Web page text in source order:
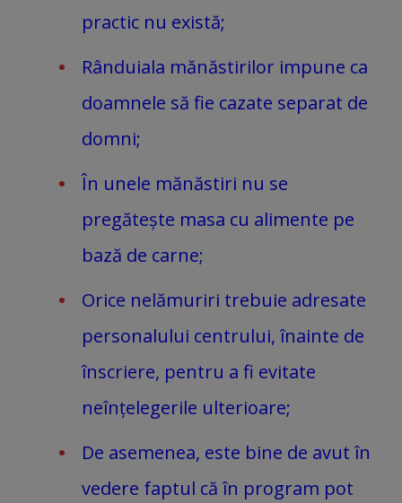
practic nu există;
Rânduiala mănăstirilor impune ca
doamnele să fie cazate separat de
domni;
În unele mănăstiri nu se
pregătește masa cu alimente pe
bază de carne;
Orice nelămuriri trebuie adresate
personalului centrului, înainte de
înscriere, pentru a fi evitate
neînțelegerile ulterioare;
De asemenea, este bine de avut în
vedere faptul că în program pot